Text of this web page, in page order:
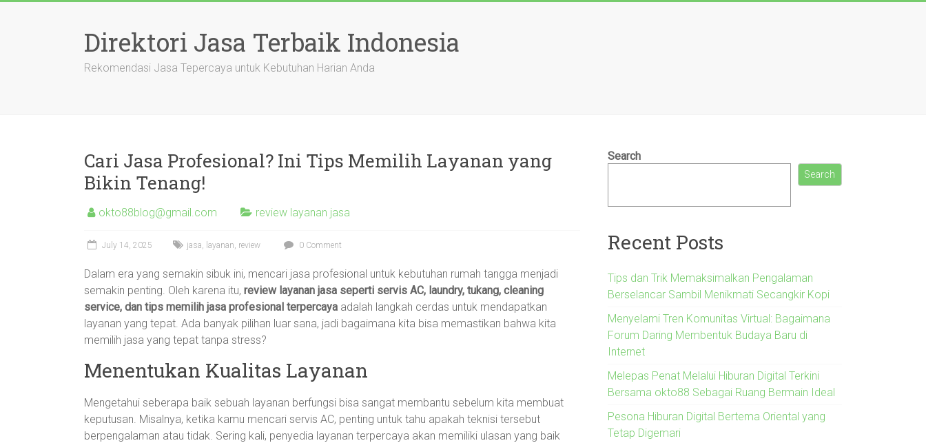
Direktori Jasa Terbaik Indonesia
Rekomendasi Jasa Tepercaya untuk Kebutuhan Harian Anda
Cari Jasa Profesional? Ini Tips Memilih Layanan yang
Bikin Tenang!
okto88blog@gmail.com review layanan jasa
July 14, 2025 jasa, layanan, review 0 Comment
Dalam era yang semakin sibuk ini, mencari jasa profesional untuk kebutuhan rumah tangga menjadi
semakin penting. Oleh karena itu, review layanan jasa seperti servis AC, laundry, tukang, cleaning
service, dan tips memilih jasa profesional terpercaya adalah langkah cerdas untuk mendapatkan
layanan yang tepat. Ada banyak pilihan luar sana, jadi bagaimana kita bisa memastikan bahwa kita
memilih jasa yang tepat tanpa stress?
Menentukan Kualitas Layanan
Mengetahui seberapa baik sebuah layanan berfungsi bisa sangat membantu sebelum kita membuat
keputusan. Misalnya, ketika kamu mencari servis AC, penting untuk tahu apakah teknisi tersebut
berpengalaman atau tidak. Sering kali, penyedia layanan terpercaya akan memiliki ulasan yang baik
Search
Search
Recent Posts
Tips dan Trik Memaksimalkan Pengalaman
Berselancar Sambil Menikmati Secangkir Kopi
Menyelami Tren Komunitas Virtual: Bagaimana
Forum Daring Membentuk Budaya Baru di
Internet
Melepas Penat Melalui Hiburan Digital Terkini
Bersama okto88 Sebagai Ruang Bermain Ideal
Pesona Hiburan Digital Bertema Oriental yang
Tetap Digemari